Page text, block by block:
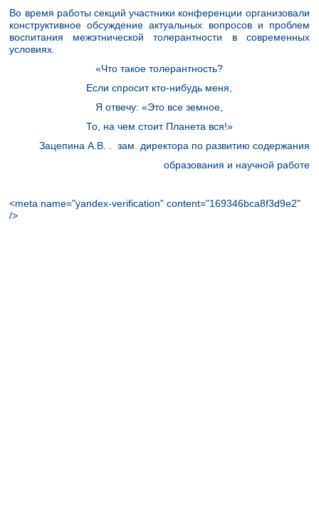
Во время работы секций участники конференции организовали
конструктивное обсуждение актуальных вопросов и проблем
воспитания межэтнической толерантности в современных
условиях.
«Что такое толерантность?
Если спросит кто-нибудь меня,
Я отвечу: «Это все земное,
То, на чем стоит Планета вся!»
Зацепина А.В. . зам. директора по развитию содержания
образования и научной работе
<meta name="yandex-verification" content="169346bca8f3d9e2"
/>